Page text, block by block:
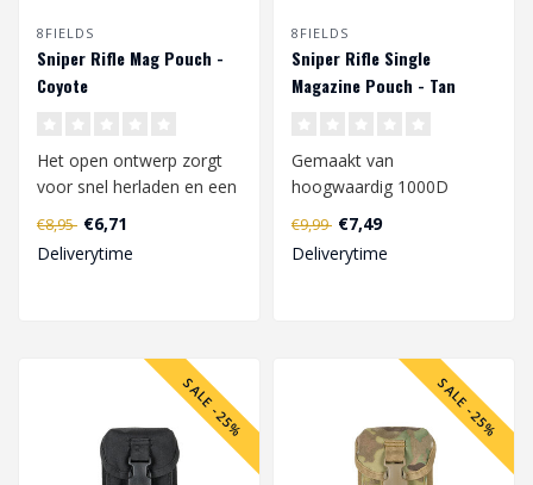
8FIELDS
Sniper Rifle Mag Pouch -
Coyote
Het open ontwerp zorgt
voor snel herladen en een
riem met clip beschermt
het mag..
€8,95 €6,71
Deliverytime
8FIELDS
Sniper Rifle Single
Magazine Pouch - Tan
Gemaakt van
hoogwaardig 1000D
polyester, gekenmerkt
door een hoge weerstand
tege..
€9,99 €7,49
Deliverytime
SALE -25% SALE -25%